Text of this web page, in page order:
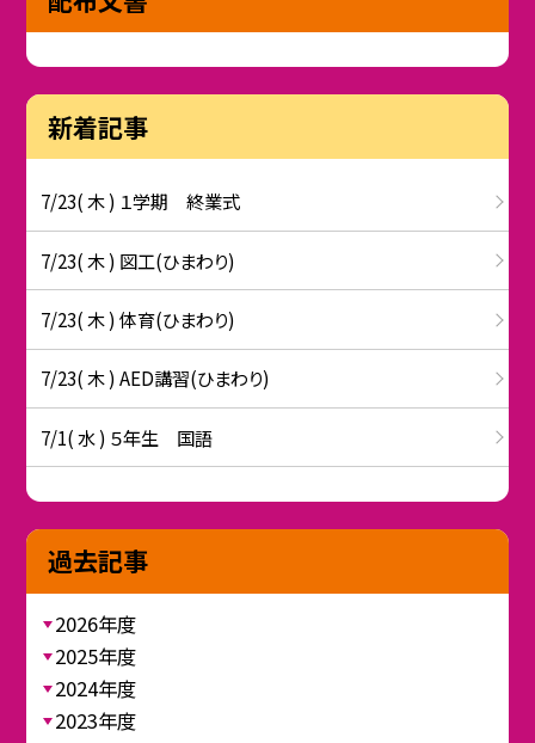
新着記事
7/23( 木 ) １学期 終業式
7/23( 木 ) 図工(ひまわり)
7/23( 木 ) 体育(ひまわり)
7/23( 木 ) AED講習(ひまわり)
7/1( 水 ) ５年生 国語
過去記事
2026年度
2025年度
2024年度
2023年度